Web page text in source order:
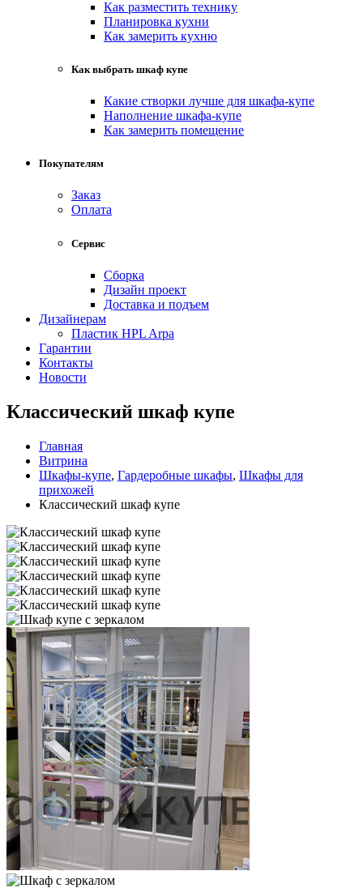
Как разместить технику
Планировка кухни
Как замерить кухню
Как выбрать шкаф купе
Какие створки лучше для шкафа-купе
Наполнение шкафа-купе
Как замерить помещение
Покупателям
Заказ
Оплата
Сервис
Сборка
Дизайн проект
Доставка и подъем
Дизайнерам
Пластик HPL Arpa
Гарантии
Контакты
Новости
Классический шкаф купе
Главная
Витрина
Шкафы-купе, Гардеробные шкафы, Шкафы для
прихожей
Классический шкаф купе